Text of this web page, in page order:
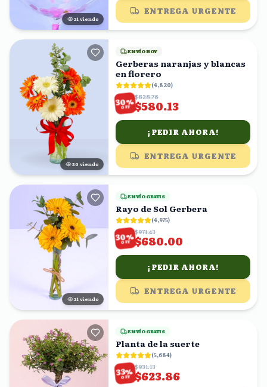
20 viendo
ENTREGA URGENTE
20 viendo
ENVÍO HOY
Gerberas naranjas y blancas
en florero
(4,820)
30%
OFF
$828.76
$580.13
¡PEDIR AHORA!
ENTREGA URGENTE
22 viendo
ENVÍO GRATIS
Rayo de Sol Gerbera
(4,975)
30%
OFF
$971.43
$680.00
¡PEDIR AHORA!
ENTREGA URGENTE
ENVÍO GRATIS
Planta de la suerte
(5,684)
33%
OFF
$931.13
$623.86